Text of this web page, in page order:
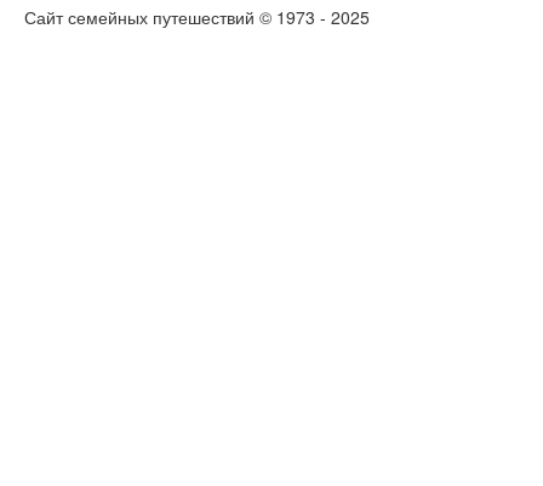
Сайт семейных путешествий © 1973 - 2025